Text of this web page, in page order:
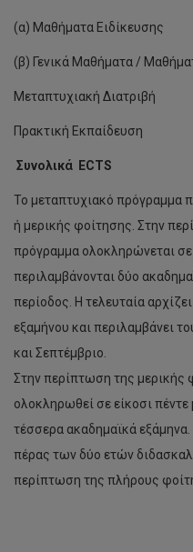
(α) Μαθήματα Ειδίκευσης
(β) Γενικά Μαθήματα /
Μεταπτυχιακή Διατριβή
Πρακτική Εκπαίδευση
Συνολικά ECTS
Το μεταπτυχιακό πρόγραμμα
ή μερικής φοίτησης. Στην
πρόγραμμα ολοκληρώνεται
περιλαμβάνονται δύο
περίοδος. Η τελευταία
εξαμήνου και περιλαμβάνει
και Σεπτέμβριο.
Στην περίπτωση της μερικής
ολοκληρωθεί σε είκοσι πέντε
τέσσερα ακαδημαϊκά εξάμηνα.
πέρας των δύο ετών
περίπτωση της πλήρους